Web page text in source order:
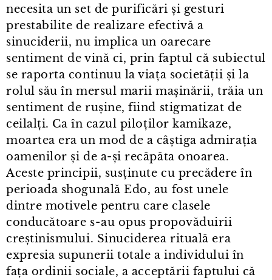
necesita un set de purificări și gesturi
prestabilite de realizare efectivă a
sinuciderii, nu implica un oarecare
sentiment de vină ci, prin faptul că subiectul
se raporta continuu la viața societății și la
rolul său în mersul marii mașinării, trăia un
sentiment de rușine, fiind stigmatizat de
ceilalți. Ca în cazul piloților kamikaze,
moartea era un mod de a câștiga admirația
oamenilor și de a-și recăpăta onoarea.
Aceste principii, susținute cu precădere în
perioada shogunală Edo, au fost unele
dintre motivele pentru care clasele
conducătoare s⁠-⁠au opus propovăduirii
creștinismului. Sinuciderea rituală era
expresia supunerii totale a individului în
fața ordinii sociale, a acceptării faptului că